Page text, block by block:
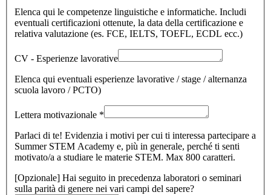
Elenca qui le competenze linguistiche e informatiche. Includi
eventuali certificazioni ottenute, la data della certificazione e
relativa valutazione (es. FCE, IELTS, TOEFL, ECDL ecc.)
CV - Esperienze lavorative
Elenca qui eventuali esperienze lavorative / stage / alternanza
scuola lavoro / PCTO)
Lettera motivazionale *
Parlaci di te! Evidenzia i motivi per cui ti interessa partecipare a
Summer STEM Academy e, più in generale, perché ti senti
motivato/a a studiare le materie STEM. Max 800 caratteri.
[Opzionale] Hai seguito in precedenza laboratori o seminari
sulla parità di genere nei vari campi del sapere?